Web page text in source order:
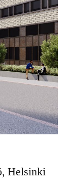
Helsinki